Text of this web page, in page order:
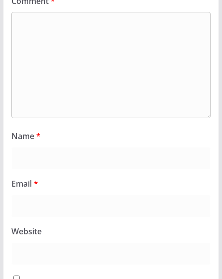
Name*
Email*
Website